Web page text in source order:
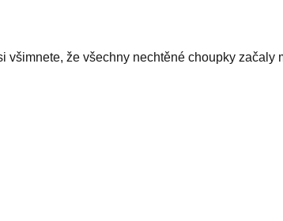
všimnete, že všechny nechtěné choupky začaly